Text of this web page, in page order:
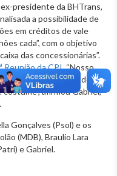
presidente da BHTrans,
a possibilidade de
em créditos de vale
cada”, com o objetivo
das concessionárias”.
Reunião da CPI. “Nosso
é cumprir regras e deixar
afirmou Gabriel,
Gonçalves (Psol) e os
(MDB), Braulio Lara
e Gabriel.